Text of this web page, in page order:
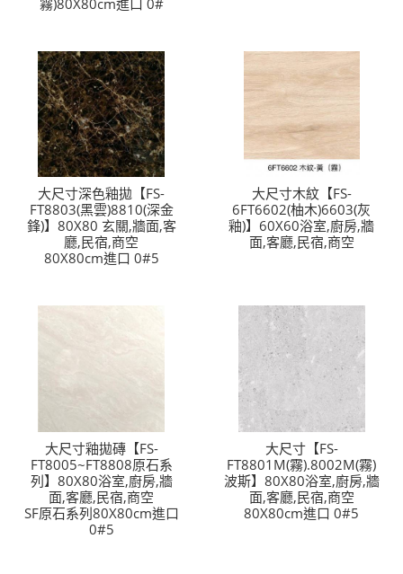
大尺寸深色釉拋【FS-
FT8803(黑雲)8810(深金
鋒)】80X80 玄關,牆面,客
廳,民宿,商空
80X80cm進口 0#5
大尺寸木紋【FS-
6FT6602(柚木)6603(灰
釉)】60X60浴室,廚房,牆
面,客廳,民宿,商空
大尺寸釉拋磚【FS-
FT8005~FT8808原石系
列】80X80浴室,廚房,牆
面,客廳,民宿,商空
SF原石系列80X80cm進口
0#5
大尺寸【FS-
FT8801M(霧).8002M(霧)
波斯】80X80浴室,廚房,牆
面,客廳,民宿,商空
80X80cm進口 0#5